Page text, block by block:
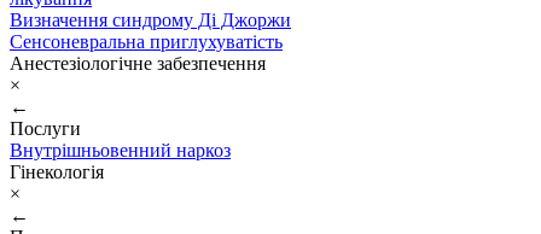
Визначення синдрому Ді Джоржи
Сенсоневральна приглухуватість
Анестезіологічне забезпечення
×
←
Послуги
Внутрішньовенний наркоз
Гінекологія
×
←